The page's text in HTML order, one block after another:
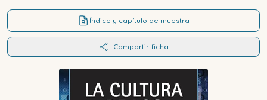
Índice y capítulo de muestra
Compartir ficha